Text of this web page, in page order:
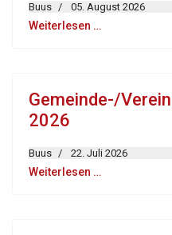
Buus 05. August 2026
Weiterlesen …
Gemeinde-/
2026
Buus 22. Juli 2026
Weiterlesen …